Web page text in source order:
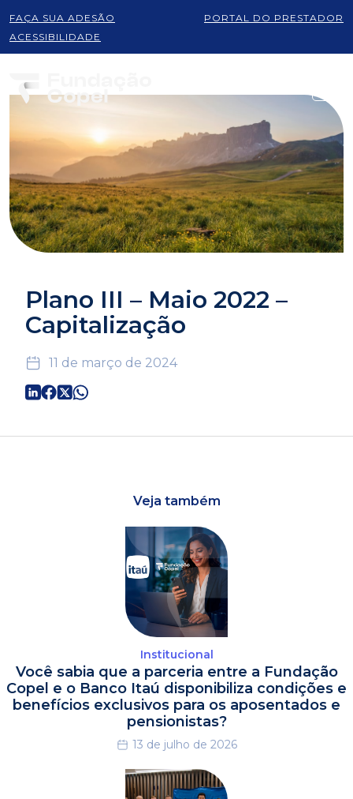
FAÇA SUA ADESÃO
PORTAL DO PRESTADOR
ACESSIBILIDADE
Plano III – Maio 2022 –
Capitalização
11 de março de 2024
Veja também
Institucional
Você sabia que a parceria entre a Fundação
Copel e o Banco Itaú disponibiliza condições e
benefícios exclusivos para os aposentados e
pensionistas?
13 de julho de 2026